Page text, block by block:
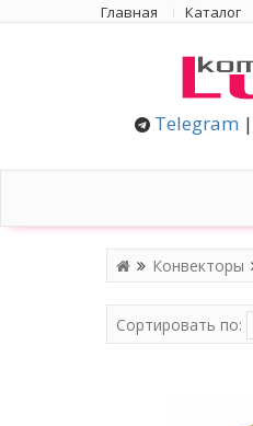
Главная Каталог
Telegram |
Конвекторы
Сортировать по: